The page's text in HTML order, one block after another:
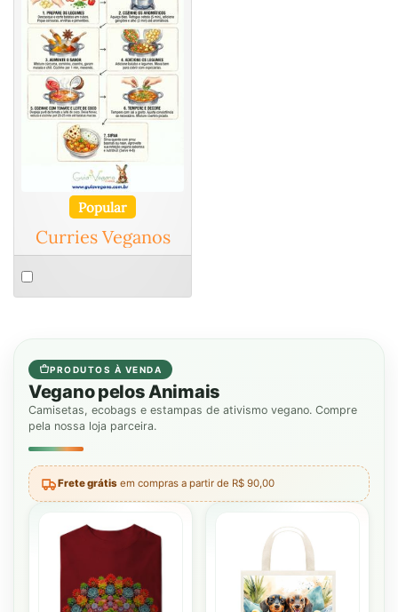
Popular
Curries Veganos
Select
an
PRODUTOS À VENDA
Vegano pelos Animais
Camisetas, ecobags e estampas de ativismo vegano. Compre
pela nossa loja parceira.
Frete grátis em compras a partir de R$ 90,00